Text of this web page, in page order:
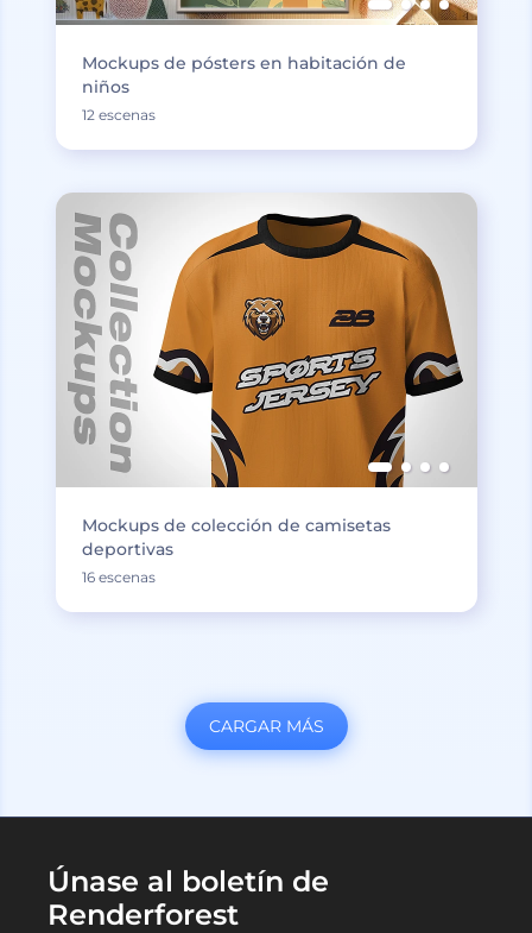
Mockups de pósters en habitación de
niños
12 escenas
Mockups de colección de camisetas
deportivas
16 escenas
CARGAR MÁS
Únase al boletín de
Renderforest